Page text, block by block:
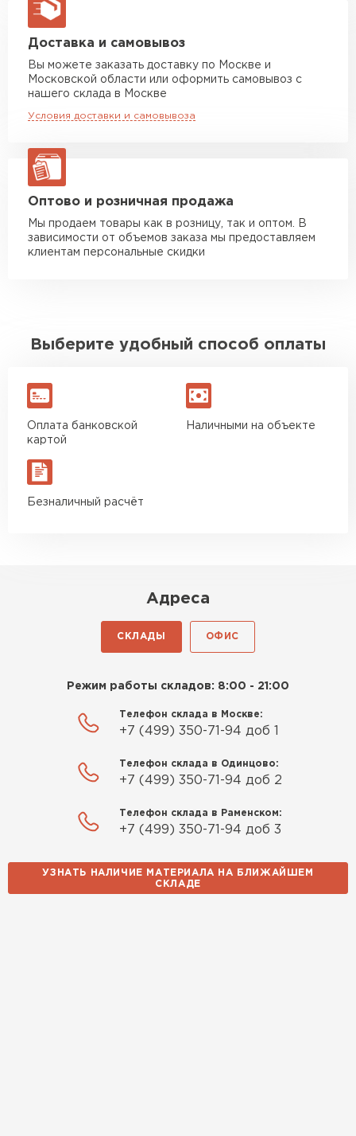
макс. длина груза 13,5 м
Манипулятор до 5 тн
Манипулятор до 10 тн
макс. длина груза 8 м
макс. длина груза 13,5 м
ЗАКАЗАТЬ С ДОСТАВКОЙ
Доставка и самовывоз
Вы можете заказать доставку по Москве и
Московской области или оформить самовывоз с
нашего склада в Москве
Условия доставки и самовывоза
Оптово и розничная продажа
Мы продаем товары как в розницу, так и оптом. В
зависимости от объемов заказа мы предоставляем
клиентам персональные скидки
Выберите удобный способ оплаты
Оплата банковской
картой
Наличными на объекте
Безналичный расчёт
Адреса
СКЛАДЫ ОФИС
Режим работы складов: 8:00 - 21:00
Телефон склада в Москве:
+7 (499) 350-71-94 доб 1
Телефон склада в Одинцово:
+7 (499) 350-71-94 доб 2
Телефон склада в Раменском:
+7 (499) 350-71-94 доб 3
УЗНАТЬ НАЛИЧИЕ МАТЕРИАЛА НА БЛИЖАЙШЕМ
СКЛАДЕ